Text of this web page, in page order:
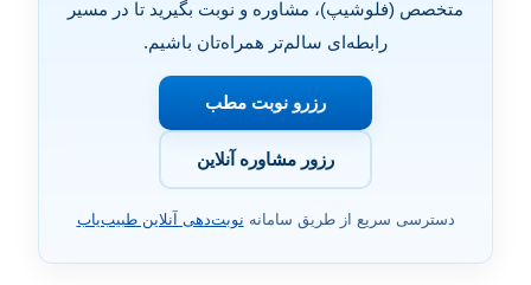
متخصص (فلوشیپ)، مشاوره و نوبت بگیرید تا در مسیر
رابطه‌ای سالم‌تر همراه‌تان باشیم.
رزرو نوبت مطب
رزور مشاوره آنلاین
دسترسی سریع از طریق سامانه نوبت‌دهی آنلاین طبیب‌یاب